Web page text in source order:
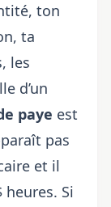
ton
ta
les
d’un
paye est
pas
et il
Si